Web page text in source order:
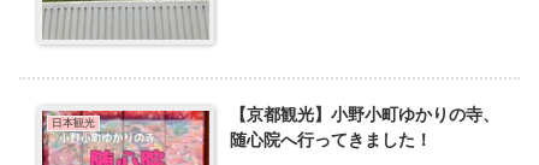
日本観光
【京都観光】小野小町ゆかりの寺、
随心院へ行ってきました！